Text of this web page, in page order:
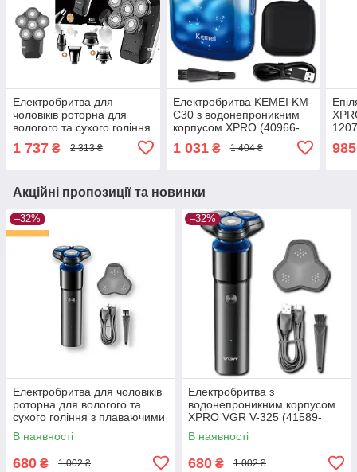
Електробритва для
чоловіків роторна для
вологого та сухого гоління
з плаваючими головками
та триммером 5в1 Kemei
1 737 ₴ 2 313 ₴
Електробритва KEMEI KM-
C30 з водонепроникним
корпусом XPRO (40966-
1 031₴ 1 404 ₴ 985
Акційні пропозиції та новинки
–32%
Електробритва для чоловіків
роторна для вологого та
сухого гоління з плаваючими
головками XPRO V-325 чорна
(41589-16009_299)
В наявності
680 ₴ 1 002 ₴
–32%
Електробритва з
водонепроникним корпусом
XPRO VGR V-325 (41589-
16009_291)
В наявності
680 ₴ 1 002 ₴